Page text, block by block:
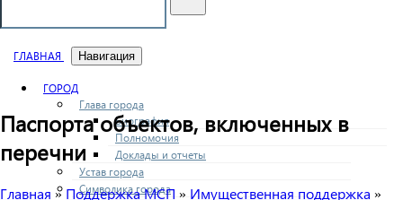
ГЛАВНАЯ Навигация
ГОРОД
Глава города
Биография
Полномочия
Доклады и отчеты
Устав города
Символика города
Паспорта объектов, включенных в
перечни
Главная » Поддержка МСП » Имущественная поддержка »